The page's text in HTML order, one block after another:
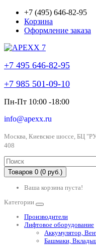
+7 (495) 646-82-95
Корзина
Оформление заказа
+7 495 646-82-95
+7 985 501-09-10
Пн-Пт 10:00 -18:00
info@apexx.ru
Москва, Киевское шоссе, БЦ
408
Товаров 0 (0 руб.)
Ваша корзина пуста!
Категории
Производители
Лифтовое оборудование
Аккумулятор,
Башмаки,